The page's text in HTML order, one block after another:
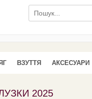
ВЗУТТЯ АКСЕСУАРИ
2025